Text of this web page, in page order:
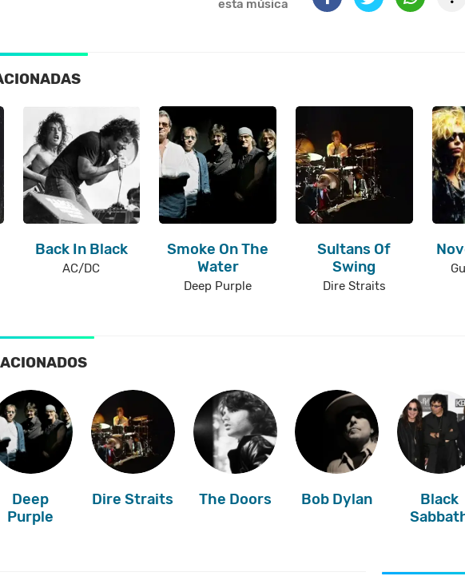
esta música
Back In Black
AC/DC
Smoke On The
Water
Deep Purple
Sultans Of
Swing
Dire Straits
Deep
Purple
Dire Straits The Doors Bob Dylan
Black